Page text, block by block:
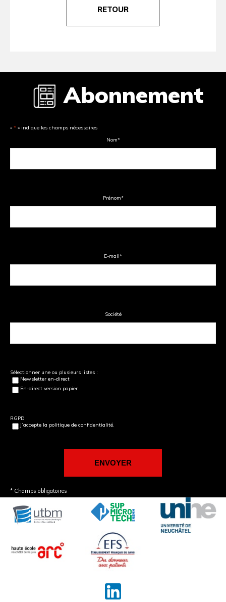
RETOUR
Abonnement
« * » indique les champs nécessaires
Nom*
Prénom*
E-mail*
Société
Sélectionner une ou plusieurs listes :
Newsletter en-direct
En-direct version papier
RGPD
J’accepte la politique de confidentialité.
* Champs obligatoires